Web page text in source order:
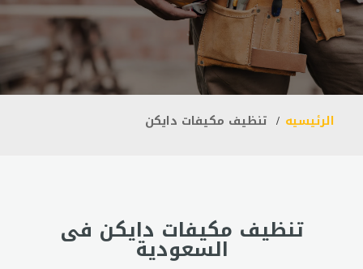
الرئيسيه تنظيف مكيفات دايكن
تنظيف مكيفات دايكن فى
السعودية